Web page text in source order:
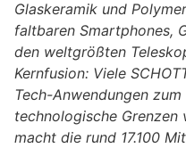
Glaskeramik und
faltbaren Smartphones,
den weltgrößten
Kernfusion: Viele
Tech-Anwendungen
technologische Grenzen
macht die rund 17.100